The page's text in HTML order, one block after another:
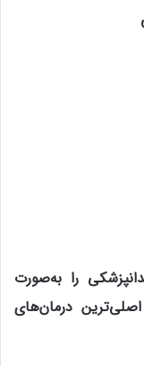
را به‌صورت
درمان‌های